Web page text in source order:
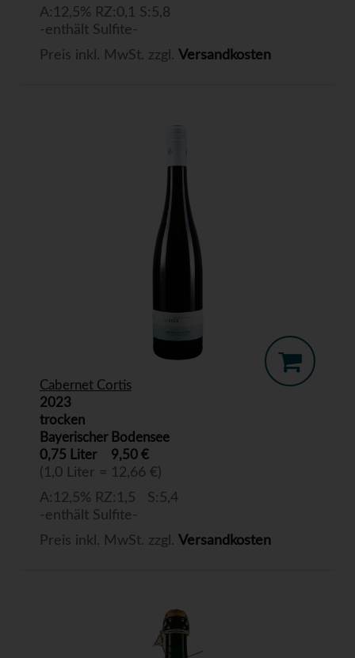
A:12,5% RZ:0,1 S:5,8
-enthält Sulfite-
Preis inkl. MwSt. zzgl. Versandkosten
Cabernet Cortis
2023
trocken
Bayerischer Bodensee
0,75 Liter
9,50 €
(1,0 Liter = 12,66 €)
A:12,5% RZ:1,5 S:5,4
-enthält Sulfite-
Preis inkl. MwSt. zzgl. Versandkosten